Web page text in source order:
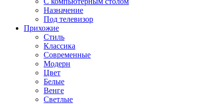
Назначение
Под телевизор
Прихожие
Стиль
Классика
Современные
Модерн
Цвет
Белые
Венге
Светлые